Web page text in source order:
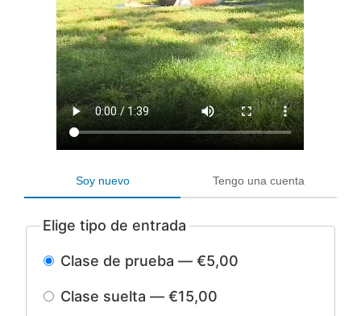
Soy nuevo Tengo una cuenta
Elige tipo de entrada
Clase de prueba — €5,00
Clase suelta — €15,00